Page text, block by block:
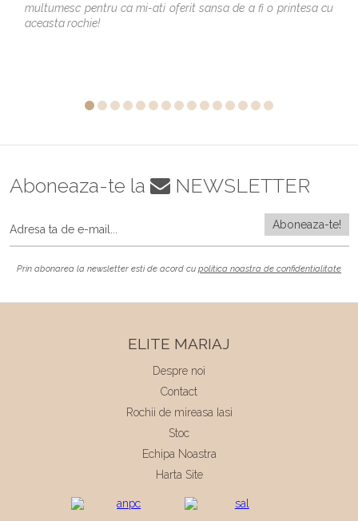
multumesc pentru ca mi-ati oferit sansa de a fi o printesa cu
aceasta rochie!
Aboneaza-te la NEWSLETTER
Prin abonarea la newsletter esti de acord cu politica noastra de confidentialitate
ELITE MARIAJ
Despre noi
Contact
Rochii de mireasa Iasi
Stoc
Echipa Noastra
Harta Site